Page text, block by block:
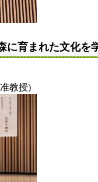
育まれた文化を
教授)